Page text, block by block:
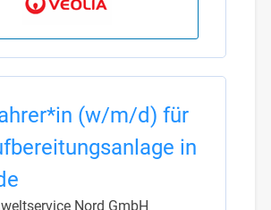
(w/m/d) für
in
Nord GmbH